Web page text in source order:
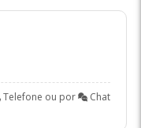
Telefone ou por
Chat